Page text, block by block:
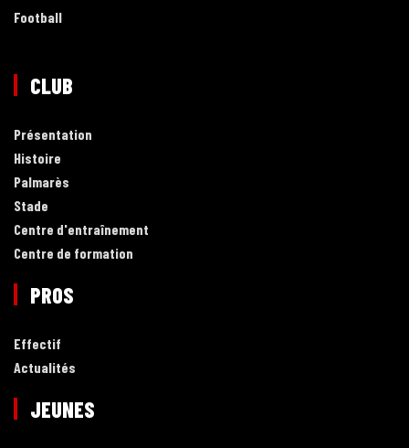
Football
CLUB
Présentation
Histoire
Palmarès
Stade
Centre d'entraînement
Centre de formation
PROS
Effectif
Actualités
JEUNES